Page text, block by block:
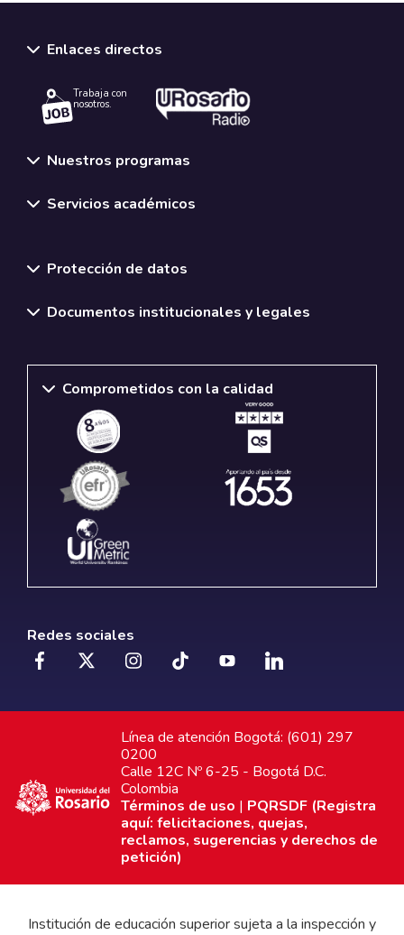
Enlaces directos
Trabaja con
nosotros.
Nuestros programas
Servicios académicos
Protección de datos
Documentos institucionales y legales
Comprometidos con la calidad
Redes sociales
Línea de atención Bogotá: (601) 297
0200
Calle 12C Nº 6-25 - Bogotá D.C.
Colombia
Términos de uso | PQRSDF (Registra
aquí: felicitaciones, quejas,
reclamos, sugerencias y derechos de
petición)
Institución de educación superior sujeta a la inspección y